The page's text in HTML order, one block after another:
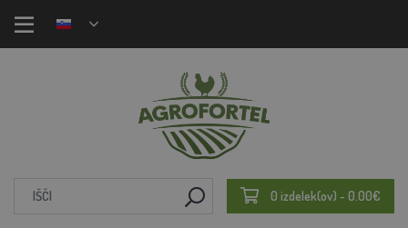
0 izdelek(ov) - 0.00€